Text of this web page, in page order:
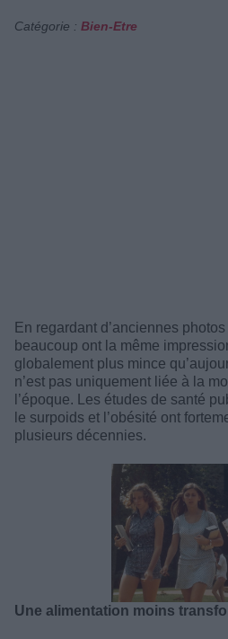
Catégorie : Bien-Etre
En regardant d’anciennes
beaucoup ont la même
globalement plus mince
n’est pas uniquement liée à la
l’époque. Les études de santé
le surpoids et l’obésité ont
plusieurs décennies.
Une alimentation moins